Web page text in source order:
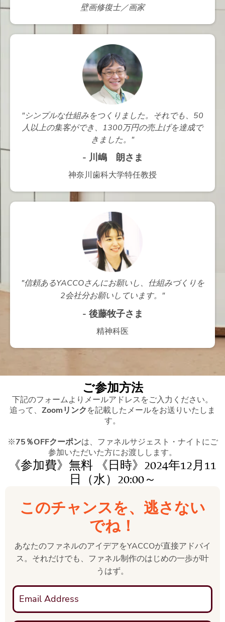
壁画修復士／画家
"シンプルな仕組みをつくりました。それでも、50
人以上の集客ができ、1300万円の売上げを達成で
きました。"
- 川嶋 朗さま
神奈川歯科大学特任教授
"信頼あるYACCOさんにお願いし、仕組みづくりを
2会社分お願いしています。"
- 後藤牧子さま
精神科医
ご参加方法
下記のフォームよりメールアドレスをご入力ください。
追って、 Zoomリンクを記載したメールをお送りいたしま
す。
※75％OFFクーポンは、ファネルサジェスト・ナイトにご
参加いただいた方にお渡しします。
《参加費》無料 《日時》2024年12月11
日（水）20:00～
このチャンスを、逃さない
でね！
あなたのファネルのアイデアをYACCOが直接アドバイ
ス。それだけでも、ファネル制作のはじめの一歩が叶
うはず。